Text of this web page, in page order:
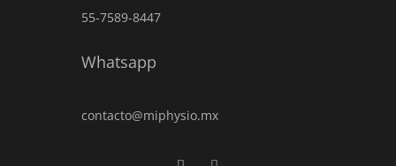
55-7589-8447
Whatsapp
contacto@miphysio.mx